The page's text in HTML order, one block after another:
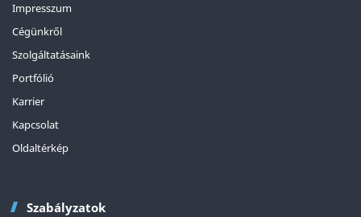
Impresszum
Cégünkről
Szolgáltatásaink
Portfólió
Karrier
Kapcsolat
Oldaltérkép
Szabályzatok